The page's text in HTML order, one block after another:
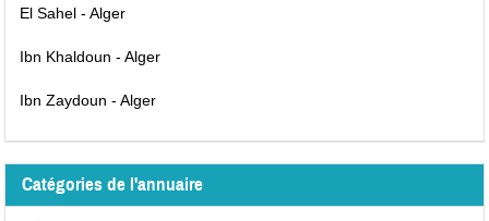
El Sahel - Alger
Ibn Khaldoun - Alger
Ibn Zaydoun - Alger
Catégories de l'annuaire